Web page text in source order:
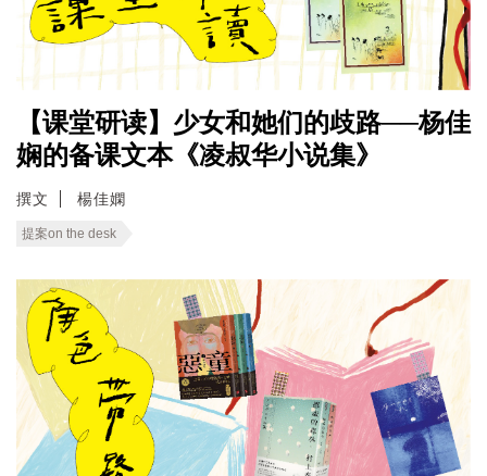
【课堂研读】少女和她们的歧路──杨佳
娴的备课文本《凌叔华小说集》
撰文 楊佳嫻
提案on the desk